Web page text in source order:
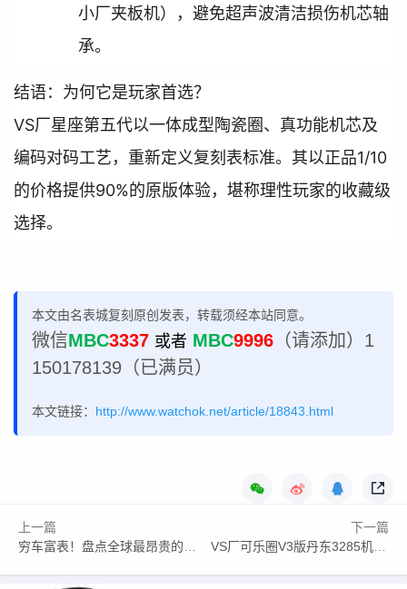
小厂夹板机），避免超声波清洁损伤机芯轴
承。
结语：为何它是玩家首选？
VS厂星座第五代以一体成型陶瓷圈、真功能机芯及
编码对码工艺，重新定义复刻表标准。其以正品1/10
的价格提供90%的原版体验，堪称理性玩家的收藏级
选择。
本文由名表城复刻原创发表，转载须经本站同意。
微信MBC3337 或者 MBC9996 （请添加）1
150178139（已满员）
本文链接： http://www.watchok.net/article/18843.html
上一篇
穷车富表！盘点全球最昂贵的五款腕表，每一只都奢华至极
下一篇
VS厂可乐圈V3版丹东3285机芯评测与选购指南